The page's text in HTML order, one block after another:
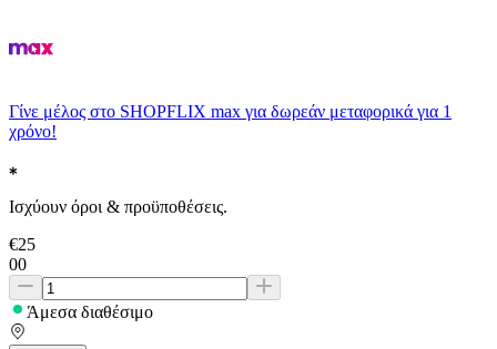
Γίνε μέλος στο SHOPFLIX max για δωρεάν μεταφορικά για 1
χρόνο!
Ισχύουν όροι & προϋποθέσεις.
€25
00
Άμεσα διαθέσιμο